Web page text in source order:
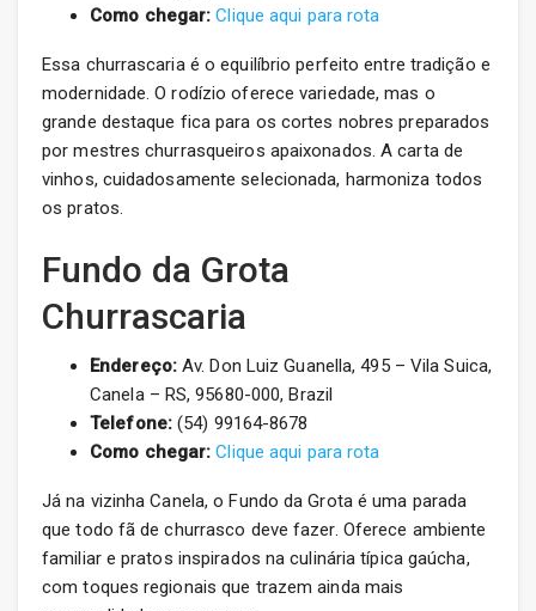
Como chegar: Clique aqui para rota
Essa churrascaria é o equilíbrio perfeito entre tradição e
modernidade. O rodízio oferece variedade, mas o
grande destaque fica para os cortes nobres preparados
por mestres churrasqueiros apaixonados. A carta de
vinhos, cuidadosamente selecionada, harmoniza todos
os pratos.
Fundo da Grota
Churrascaria
Endereço:Av. Don Luiz Guanella, 495 – Vila Suica,
Canela – RS, 95680-000, Brazil
Telefone:(54) 99164-8678
Como chegar: Clique aqui para rota
Já na vizinha Canela, o Fundo da Grota é uma parada
que todo fã de churrasco deve fazer. Oferece ambiente
familiar e pratos inspirados na culinária típica gaúcha,
com toques regionais que trazem ainda mais